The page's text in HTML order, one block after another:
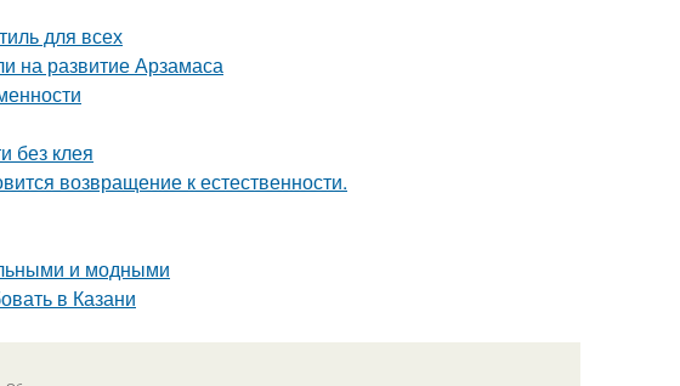
для всех
на развитие Арзамаса
без клея
возвращение к естественности.
и модными
в Казани